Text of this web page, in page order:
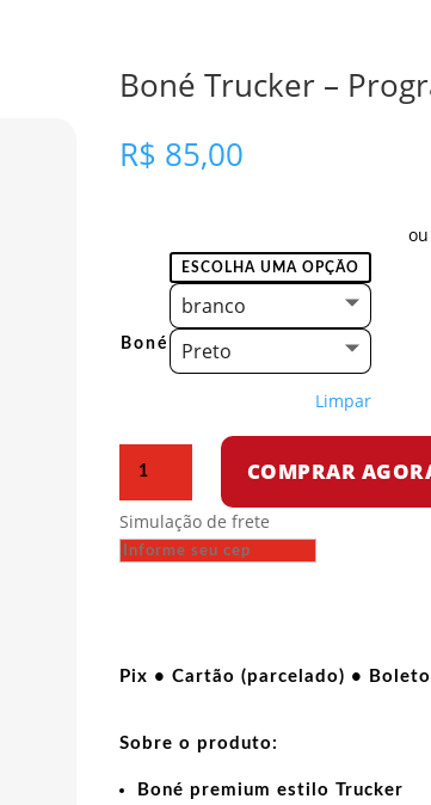
Boné Trucker –
R$ 85,00
Boné
branco
Preto
Limpar
Programe
como
COMPRAR
Simulação de frete
Pix • Cartão (parcelado) • Boleto
Sobre o produto:
Boné premium estilo Trucker